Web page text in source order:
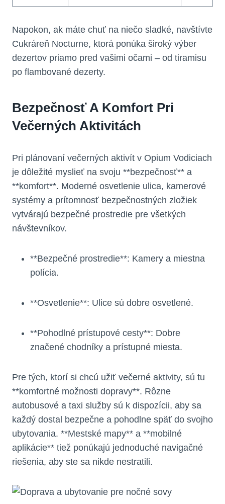
Napokon, ak máte chuť na niečo sladké, navštívte
Cukráreň Nocturne, ktorá ponúka široký výber
dezertov priamo pred vašimi očami – od tiramisu
po flambované dezerty.
Bezpečnosť A Komfort Pri
Večerných Aktivitách
Pri plánovaní večerných aktivít v Opium Vodiciach
je dôležité myslieť na svoju **bezpečnosť** a
**komfort**. Moderné osvetlenie ulica, kamerové
systémy a prítomnosť bezpečnostných zložiek
vytvárajú bezpečné prostredie pre všetkých
návštevníkov.
**Bezpečné prostredie**: Kamery a miestna
polícia.
**Osvetlenie**: Ulice sú dobre osvetlené.
**Pohodlné prístupové cesty**: Dobre
značené chodníky a prístupné miesta.
Pre tých, ktorí si chcú užiť večerné aktivity, sú tu
**komfortné možnosti dopravy**. Rôzne
autobusové a taxi služby sú k dispozícii, aby sa
každý dostal bezpečne a pohodlne späť do svojho
ubytovania. **Mestské mapy** a **mobilné
aplikácie** tiež ponúkajú jednoduché navigačné
riešenia, aby ste sa nikde nestratili.